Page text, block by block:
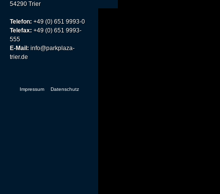
54290 Trier
Telefon: +49 (0) 651 9993-0
Telefax: +49 (0) 651 9993-
555
E-Mail: info@parkplaza-
trier.de
Impressum Datenschutz